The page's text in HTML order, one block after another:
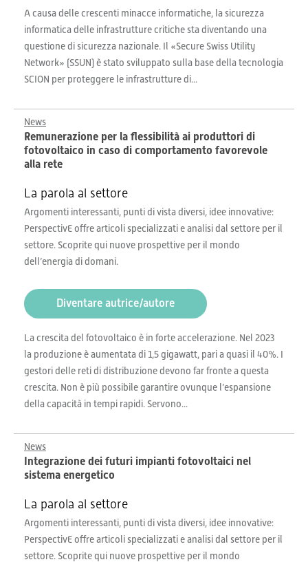
A causa delle crescenti minacce informatiche, la sicurezza
informatica delle infrastrutture critiche sta diventando una
questione di sicurezza nazionale. Il «Secure Swiss Utility
Network» (SSUN) è stato sviluppato sulla base della tecnologia
SCION per proteggere le infrastrutture di...
News
Remunerazione per la flessibilità ai produttori di
fotovoltaico in caso di comportamento favorevole
alla rete
La parola al settore
Argomenti interessanti, punti di vista diversi, idee innovative:
PerspectivE offre articoli specializzati e analisi dal settore per il
settore. Scoprite qui nuove prospettive per il mondo
dell’energia di domani.
Diventare autrice/autore
La crescita del fotovoltaico è in forte accelerazione. Nel 2023
la produzione è aumentata di 1,5 gigawatt, pari a quasi il 40%. I
gestori delle reti di distribuzione devono far fronte a questa
crescita. Non è più possibile garantire ovunque l’espansione
della capacità in tempi rapidi. Servono...
News
Integrazione dei futuri impianti fotovoltaici nel
sistema energetico
La parola al settore
Argomenti interessanti, punti di vista diversi, idee innovative:
PerspectivE offre articoli specializzati e analisi dal settore per il
settore. Scoprite qui nuove prospettive per il mondo